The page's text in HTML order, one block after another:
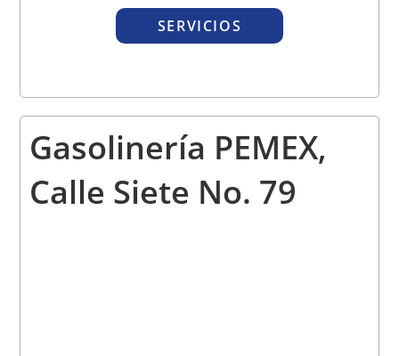
SERVICIOS
Gasolinería PEMEX,
Calle Siete No. 79